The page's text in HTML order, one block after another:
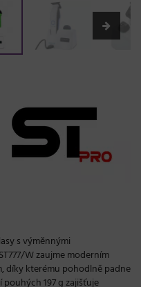
s výměnnými
W zaujme moderním
díky kterému pohodlně padne
197 g zajišťuje